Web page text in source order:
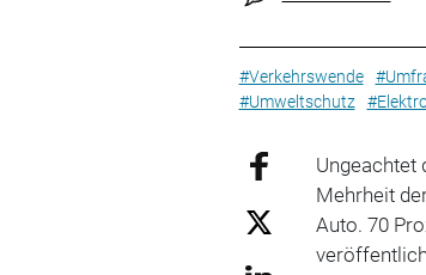
#Verkehrswende
#Umweltschutz
Ungeachtet
Mehrheit
Auto. 70